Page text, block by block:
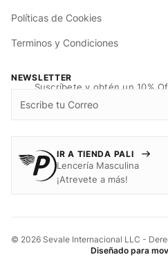
Políticas de Cookies
Terminos y Condiciones
NEWSLETTER
Suscríbete y obtén un 10%
IR A TIENDA PALI
Lencería Masculina
¡Atrevete a más!
© 2026 Sevale Internacional LLC -
Diseñado para